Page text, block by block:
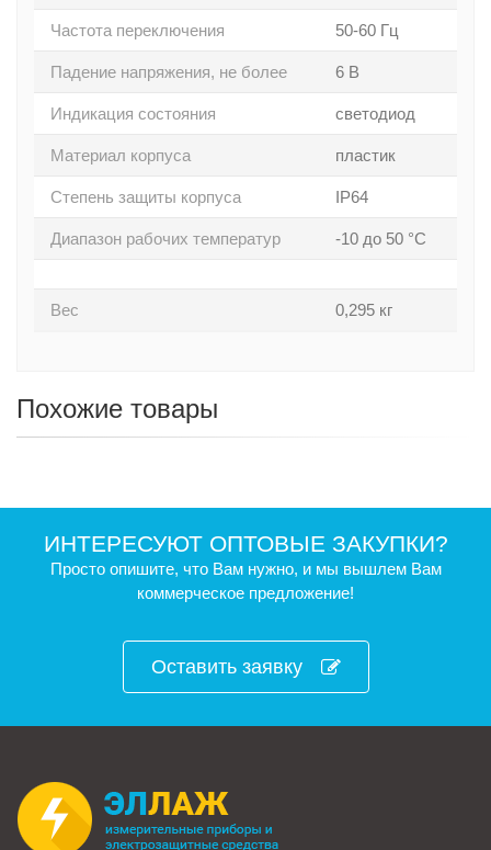
Частота переключения 50-60 Гц
Падение напряжения, не более 6 В
Индикация состояния светодиод
Материал корпуса пластик
Степень защиты корпуса IP64
Диапазон рабочих температур -10 до 50 °C
Вес 0,295 кг
Похожие товары
ИНТЕРЕСУЮТ ОПТОВЫЕ ЗАКУПКИ?
Просто опишите, что Вам нужно, и мы вышлем Вам
коммерческое предложение!
Оставить заявку